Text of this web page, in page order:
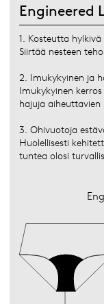
Engineered
1. Kosteutta hylkivä
Siirtää nesteen
2. Imukykyinen ja
Imukykyinen
hajuja aiheuttavien
3. Ohivuotoja
Huolellisesti
tuntea olosi